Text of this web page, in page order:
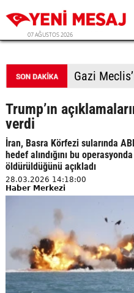
07 AĞUSTOS 2026
Gazi
Trump’ın
verdi
İran, Basra Körfezi sularında
hedef alındığını bu
öldürüldüğünü açıkladı
28.03.2026 14:18:00
Haber Merkezi